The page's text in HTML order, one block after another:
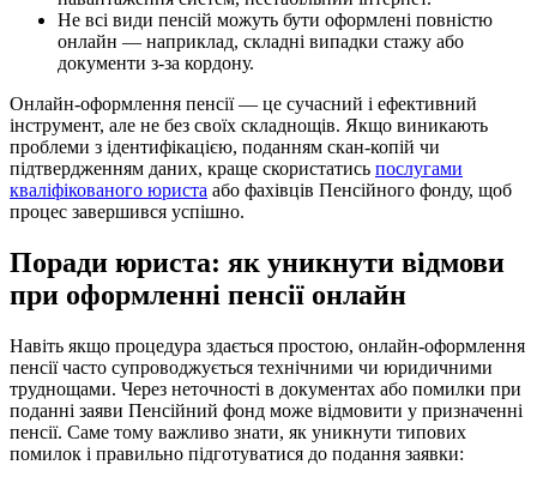
Не всі види пенсій можуть бути оформлені повністю
онлайн — наприклад, складні випадки стажу або
документи з-за кордону.
Онлайн-оформлення пенсії — це сучасний і ефективний
інструмент, але не без своїх складнощів. Якщо виникають
проблеми з ідентифікацією, поданням скан-копій чи
підтвердженням даних, краще скористатись послугами
кваліфікованого юриста або фахівців Пенсійного фонду, щоб
процес завершився успішно.
Поради юриста: як уникнути відмови
при оформленні пенсії онлайн
Навіть якщо процедура здається простою, онлайн-оформлення
пенсії часто супроводжується технічними чи юридичними
труднощами. Через неточності в документах або помилки при
поданні заяви Пенсійний фонд може відмовити у призначенні
пенсії. Саме тому важливо знати, як уникнути типових
помилок і правильно підготуватися до подання заявки: